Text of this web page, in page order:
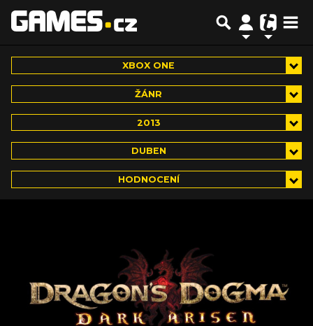
XBOX ONE
ŽÁNR
2013
DUBEN
HODNOCENÍ